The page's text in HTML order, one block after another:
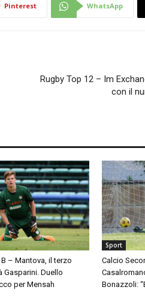
Pinterest WhatsApp
Rugby Top 12 – Im
con il
– Mantova, il terzo
Gasparini. Duello
per Mensah
Sport
Calcio
Bonazzoli: